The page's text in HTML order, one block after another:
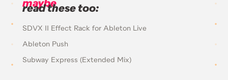
maybe
read these too:
SDVX II Effect Rack for Ableton Live
Ableton Push
Subway Express (Extended Mix)